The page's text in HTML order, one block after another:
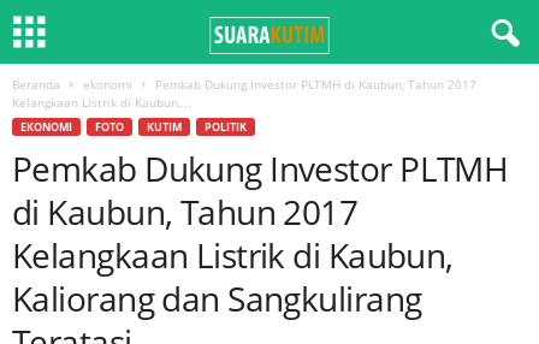
Beranda ekonomi
Pemkab Dukung Investor PLTMH di Kaubun, Tahun 2017
Kelangkaan Listrik di Kaubun,...
EKONOMI FOTO KUTIM POLITIK
Pemkab Dukung Investor PLTMH
di Kaubun, Tahun 2017
Kelangkaan Listrik di Kaubun,
Kaliorang dan Sangkulirang